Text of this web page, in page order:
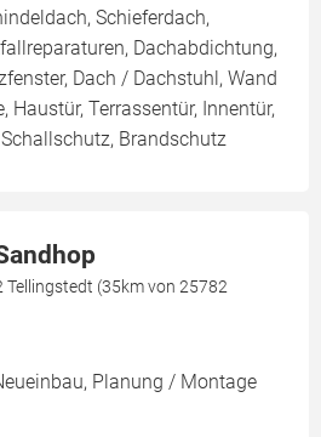
Schieferdach,
Dachabdichtung,
Dach / Dachstuhl, Wand
Haustür, Terrassentür, Innentür,
Brandschutz
Tellingstedt (35km von 25782
Planung / Montage